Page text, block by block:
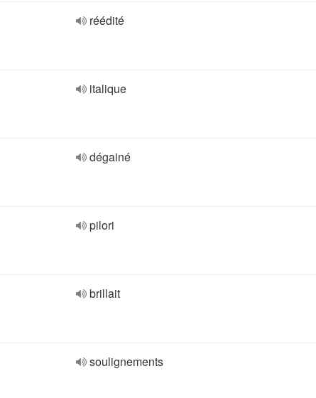
réédité
italique
dégainé
pilori
brillait
soulignements